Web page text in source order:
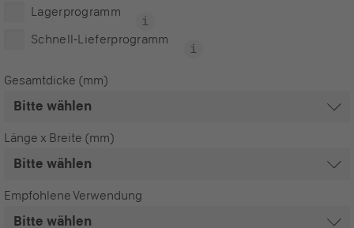
Lagerprogramm
Schnell-Lieferprogramm
Gesamtdicke (mm)
Länge x Breite (mm)
Empfohlene Verwendung